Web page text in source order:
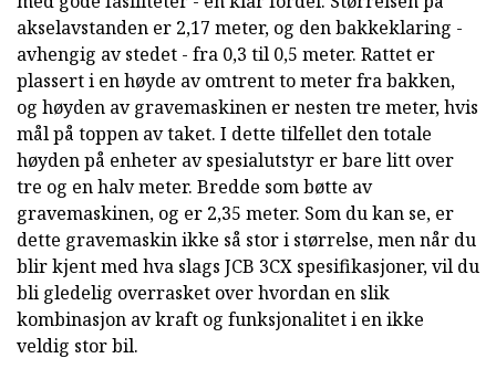
akselavstanden er 2,17 meter, og den bakkeklaring -
avhengig av stedet - fra 0,3 til 0,5 meter. Rattet er
plassert i en høyde av omtrent to meter fra bakken,
og høyden av gravemaskinen er nesten tre meter, hvis
mål på toppen av taket. I dette tilfellet den totale
høyden på enheter av spesialutstyr er bare litt over
tre og en halv meter. Bredde som bøtte av
gravemaskinen, og er 2,35 meter. Som du kan se, er
dette gravemaskin ikke så stor i størrelse, men når du
blir kjent med hva slags JCB 3CX spesifikasjoner, vil du
bli gledelig overrasket over hvordan en slik
kombinasjon av kraft og funksjonalitet i en ikke
veldig stor bil.